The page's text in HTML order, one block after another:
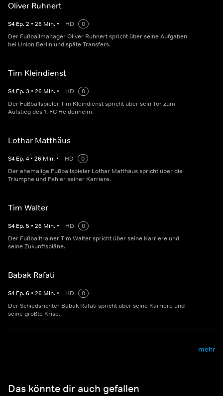
Oliver Ruhnert
S4 Ep.2 • 26 Min. • HD
0
Der Fußballmanager Oliver Ruhnert spricht über seine Aufgaben
bei Union Berlin und späte Transfers.
Tim Kleindienst
S4 Ep.3 • 26 Min. • HD
0
Der Fußballspieler Tim Kleindienst spricht über sein Tor zum
Aufstieg des 1. FC Heidenheim.
Lothar Matthäus
S4 Ep.4 • 26 Min. • HD
0
Der ehemalige Fußballspieler Lothar Matthäus spricht über die
Triumphe und Fehler seiner Karriere.
Tim Walter
S4 Ep.5 • 26 Min. • HD
0
Der Fußballtrainer Tim Walter spricht über seine Karriere und
seine Zukunftspläne.
Babak Rafati
S4 Ep.6 • 26 Min. • HD
0
Der Schiedsrichter Babak Rafati spricht über seine Karriere und
seine größte Krise.
mehr
Das könnte dir auch gefallen